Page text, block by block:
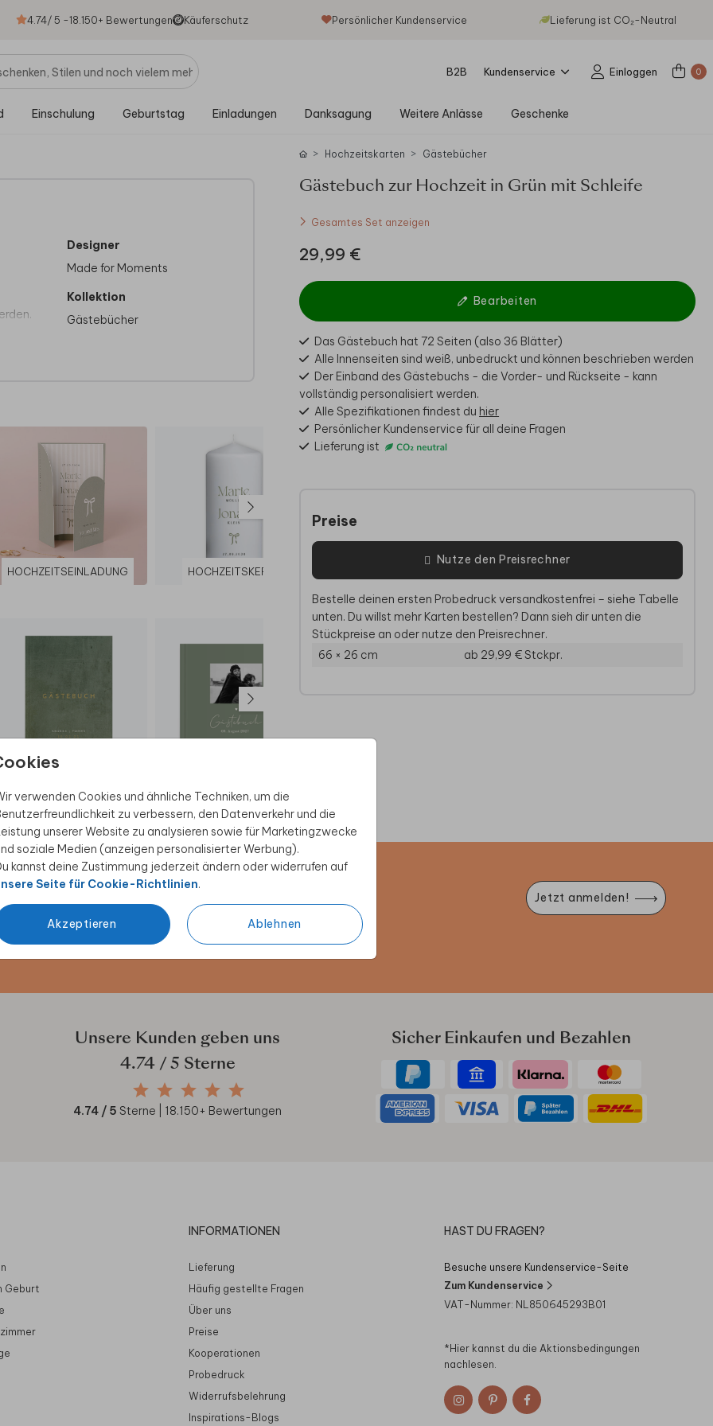
4.74/ 5 -18.150+ Bewertungen Käuferschutz Persönlicher Kundenservice Lieferung ist CO₂-Neutral
B2B Kundenservice Einloggen 0
Einschulung Geburtstag Einladungen Danksagung Weitere Anlässe Geschenke
verwenden Cookies und ähnliche Techniken, um die
zu verbessern, den Datenverkehr und die
unserer Website zu analysieren sowie für Marketingzwecke
soziale Medien (anzeigen personalisierter Werbung).
kannst deine Zustimmung jederzeit ändern oder widerrufen auf
Seite für Cookie-Richtlinien.
Akzeptieren Ablehnen
zu
Designer
Made for Moments
Kollektion
Gästebücher
HOCHZEITSEINLADUNG HOCHZEITSKERZE
GÄSTEBUCH
Hochzeitskarten Gästebücher
Gästebuch zur Hochzeit in Grün mit Schleife
Gesamtes Set anzeigen
29,99 €
Bearbeiten
Das Gästebuch hat 72 Seiten (also 36 Blätter)
Alle Innenseiten sind weiß, unbedruckt und können beschrieben werden
Der Einband des Gästebuchs - die Vorder- und Rückseite - kann
vollständig personalisiert werden.
Alle Spezifikationen findest du hier
Persönlicher Kundenservice für all deine Fragen
Lieferung ist
Preise
Nutze den Preisrechner
Bestelle deinen ersten Probedruck versandkostenfrei – siehe Tabelle
unten. Du willst mehr Karten bestellen? Dann sieh dir unten die
Stückpreise an oder nutze den Preisrechner.
66 × 26 cm
ab 29,99 €Stckpr.
Rabatt sichern
Angebote, kreative
Als Dankeschön
Jetzt anmelden!
Unsere Kunden geben uns
4.74/ 5 Sterne
4.74 / 5 Sterne | 18.150+ Bewertungen
Sicher Einkaufen und Bezahlen
Geburt
INFORMATIONEN
Lieferung
Häufig gestellte Fragen
Über uns
Preise
Kooperationen
Probedruck
Widerrufsbelehrung
Inspirations-Blogs
HAST DU FRAGEN?
Besuche unsere Kundenservice-Seite
Zum Kundenservice
VAT-Nummer: NL850645293B01
*Hier kannst du die Aktionsbedingungen
nachlesen.